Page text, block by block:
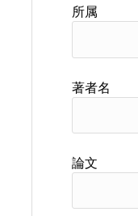
所属
著者名
論文